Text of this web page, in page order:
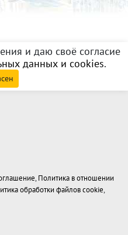
и даю своё согласие
данных и cookies.
, Политика в отношении
обработки файлов cookie,